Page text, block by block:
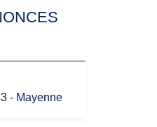
contrôle
- Mayenne